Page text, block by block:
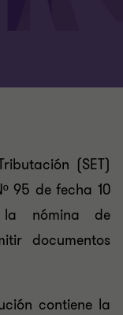
(SET)
95 de fecha 10
nómina de
documentos
contiene la